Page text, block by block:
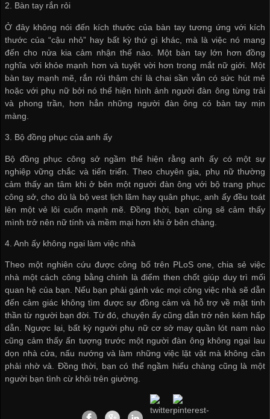
2. Bàn tay rắn rỏi
Ở đây không nói đến kích thước của bàn tay tương ứng với kích
thước của “cậu nhỏ” hay bất kỳ thứ gì khác, mà là việc nó mang
đến cho nửa kia cảm nhận thế nào. Một bàn tay lớn hơn đồng
nghĩa với khỏe mạnh hơn và tuyệt vời hơn trong mắt nữ giới. Một
bàn tay mạnh mẽ, rắn rỏi thậm chí là chai sần vẫn có sức hút mê
hoặc với phụ nữ bởi nó thể hiện hình ảnh người đàn ông từng trải
và phong trần, hơn hẳn những người đàn ông có bàn tay mịn
màng.
3. Bộ đồng phục của anh ấy
Bộ đồng phục công sở ngầm thể hiện rằng anh ấy có một sự
nghiệp vững chắc và tiến triển. Theo chuyên gia, phụ nữ thường
cảm thấy an tâm khi ở bên một người đàn ông với bộ trang phục
công sở, cho dù là bộ vest lịch lãm hay quân phục, anh ấy đều toát
lên một vẻ lôi cuốn mạnh mẽ. Đồng thời, bạn cũng sẽ cảm thấy
mình trở nên nữ tính và mềm mại hơn khi ở bên chàng.
4. Anh ấy không ngại làm việc nhà
Theo một nghiên cứu được công bố trên PLoS one, chia sẻ việc
nhà một cách công bằng chính là điểm then chốt giúp duy trì mối
quan hệ của bạn. Nếu bạn phải gánh vác mọi công việc nhà sẽ dẫn
đến cảm giác không tìm được sự đồng cảm và hỗ trợ về mặt tinh
thần từ người bạn đời. Từ đó, chuyện ấy cũng dẫn trở nên kém hấp
dẫn. Ngược lại, bất kỳ người phụ nữ cơ sở may quần lót nam nào
cũng cảm thấy ấn tượng trước một người đàn ông không ngại lau
dọn nhà cửa, nấu nướng và làm những việc lặt vặt mà không cần
phải nhờ vả. Đồng thời, bạn có thể ngầm hiểu chàng cũng là một
người bạn tình cừ khôi trên giường.